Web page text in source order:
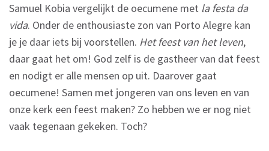
Samuel Kobia vergelijkt de oecumene met la festa da
vida. Onder de enthousiaste zon van Porto Alegre kan
je je daar iets bij voorstellen. Het feest van het leven,
daar gaat het om! God zelf is de gastheer van dat feest
en nodigt er alle mensen op uit. Daarover gaat
oecumene! Samen met jongeren van ons leven en van
onze kerk een feest maken? Zo hebben we er nog niet
vaak tegenaan gekeken. Toch?